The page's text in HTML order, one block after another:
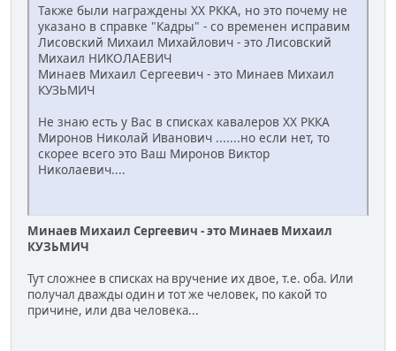
Также были награждены ХХ РККА, но это почему не
указано в справке "Кадры" - со временен исправим
Лисовский Михаил Михайлович - это Лисовский
Михаил НИКОЛАЕВИЧ
Минаев Михаил Сергеевич - это Минаев Михаил
КУЗЬМИЧ
Не знаю есть у Вас в списках кавалеров ХХ РККА
Миронов Николай Иванович .......но если нет, то
скорее всего это Ваш Миронов Виктор
Николаевич....
Минаев Михаил Сергеевич - это Минаев Михаил
КУЗЬМИЧ
Тут сложнее в списках на вручение их двое, т.е. оба. Или
получал дважды один и тот же человек, по какой то
причине, или два человека...